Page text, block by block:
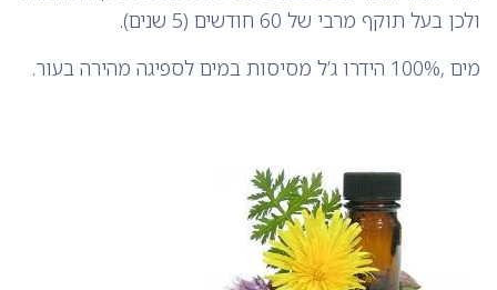
ולכן בעל תוקף מרבי של 60 חודשים (5 שנים).
מים ,100% הידרו ג’ל מסיסות במים לספיגה מהירה בעור.